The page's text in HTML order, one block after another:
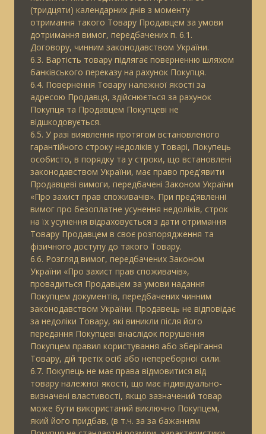
(тридцяти) календарних днів з моменту
отримання такого Товару Продавцем за умови
дотримання вимог, передбачених п. 6.1.
Договору, чинним законодавством України.
6.3. Вартість товару підлягає поверненню шляхом
банківського переказу на рахунок Покупця.
6.4. Повернення Товару належної якості за
адресою Продавця, здійснюється за рахунок
Покупця та Продавцем Покупцеві не
відшкодовується.
6.5. У разі виявлення протягом встановленого
гарантійного строку недоліків у Товарі, Покупець
особисто, в порядку та у строки, що встановлені
законодавством України, має право пред'явити
Продавцеві вимоги, передбачені Законом України
«Про захист прав споживачів». При пред’явленні
вимог про безоплатне усунення недоліків, строк
на їх усунення відраховується з дати отримання
Товару Продавцем в своє розпорядження та
фізичного доступу до такого Товару.
6.6. Розгляд вимог, передбачених Законом
України «Про захист прав споживачів»,
провадиться Продавцем за умови надання
Покупцем документів, передбачених чинним
законодавством України. Продавець не відповідає
за недоліки Товару, які виникли після його
передання Покупцеві внаслідок порушення
Покупцем правил користування або зберігання
Товару, дій третіх осіб або непереборної сили.
6.7. Покупець не має права відмовитися від
товару належної якості, що має індивідуально-
визначені властивості, якщо зазначений товар
може бути використаний виключно Покупцем,
який його придбав, (в т.ч. за за бажанням